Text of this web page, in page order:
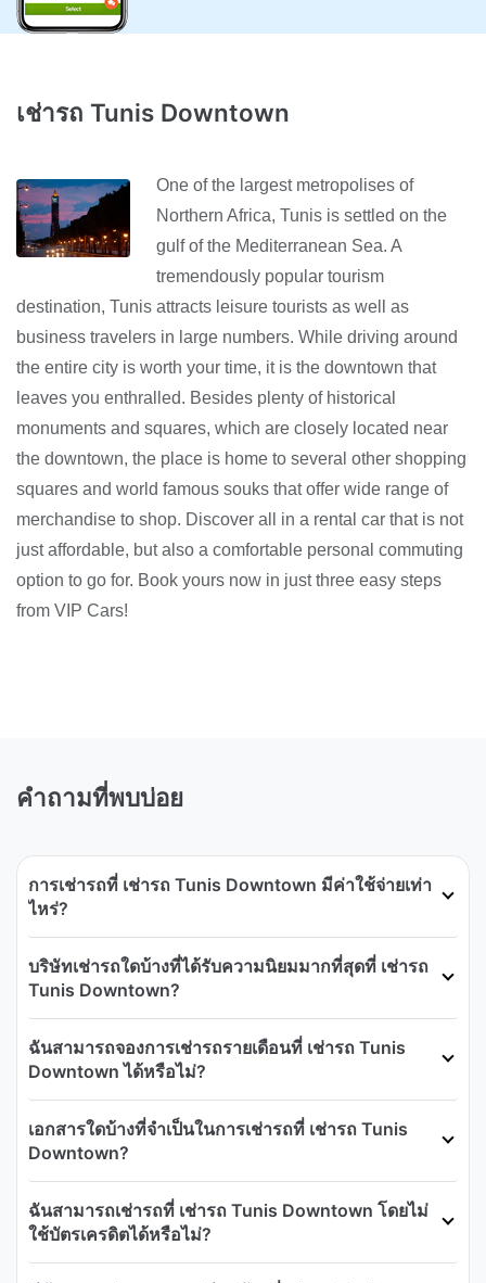
เช่ารถ Tunis Downtown
One of the largest metropolises of
Northern Africa, Tunis is settled on the
gulf of the Mediterranean Sea. A
tremendously popular tourism
destination, Tunis attracts leisure tourists as well as
business travelers in large numbers. While driving around
the entire city is worth your time, it is the downtown that
leaves you enthralled. Besides plenty of historical
monuments and squares, which are closely located near
the downtown, the place is home to several other shopping
squares and world famous souks that offer wide range of
merchandise to shop. Discover all in a rental car that is not
just affordable, but also a comfortable personal commuting
option to go for. Book yours now in just three easy steps
from VIP Cars!
คำถามที่พบบ่อย
การเช่ารถที่ เช่ารถ Tunis Downtown มีค่าใช้จ่ายเท่า
ไหร่?
บริษัทเช่ารถใดบ้างที่ได้รับความนิยมมากที่สุดที่ เช่ารถ
Tunis Downtown?
ฉันสามารถจองการเช่ารถรายเดือนที่ เช่ารถ Tunis
Downtown ได้หรือไม่?
เอกสารใดบ้างที่จำเป็นในการเช่ารถที่ เช่ารถ Tunis
Downtown?
ฉันสามารถเช่ารถที่ เช่ารถ Tunis Downtown โดยไม่
ใช้บัตรเครดิตได้หรือไม่?